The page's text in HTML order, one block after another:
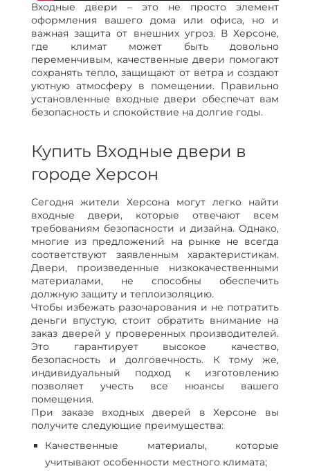
Входные двери – это не просто элемент
оформления вашего дома или офиса, но и
важная защита от внешних угроз. В Херсоне,
где климат может быть довольно
переменчивым, качественные двери помогают
сохранять тепло, защищают от ветра и создают
уютную атмосферу в помещении. Правильно
установленные входные двери обеспечат вам
безопасность и спокойствие на долгие годы.
Купить Входные двери в
городе Херсон
Сегодня жители Херсона могут легко найти
входные двери, которые отвечают всем
требованиям безопасности и дизайна. Однако,
многие из предложений на рынке не всегда
соответствуют заявленным характеристикам.
Двери, произведенные низкокачественными
материалами, не способны обеспечить
должную защиту и теплоизоляцию.
Чтобы избежать разочарования и не потратить
деньги впустую, стоит обратить внимание на
заказ дверей у проверенных производителей.
Это гарантирует высокое качество,
безопасность и долговечность. К тому же,
индивидуальный подход к изготовлению
позволяет учесть все нюансы вашего
помещения.
При заказе входных дверей в Херсоне вы
получите следующие преимущества:
Качественные материалы, которые
учитывают особенности местного климата;